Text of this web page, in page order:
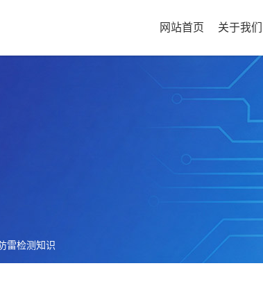
网站首页 关于我们
雷检测知识